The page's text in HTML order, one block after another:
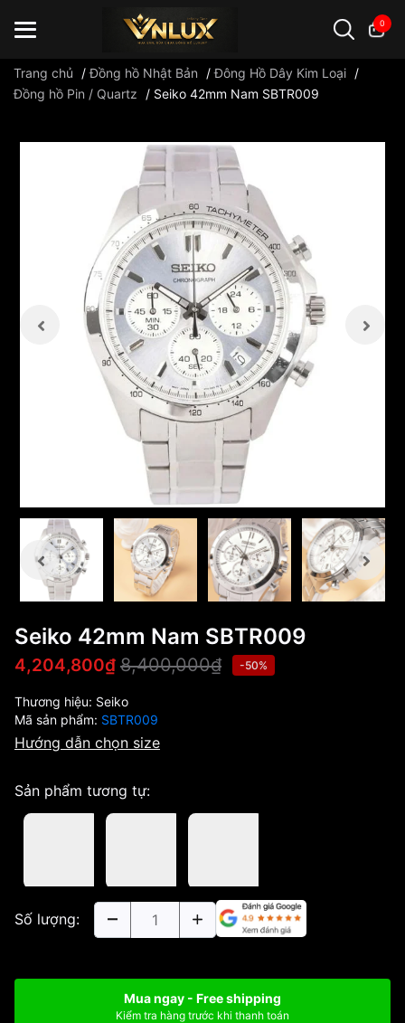
0
Trang chủ /Đồng hồ Nhật Bản /Đông Hồ Dây Kim Loại /
Đồng hồ Pin / Quartz
/ Seiko 42mm Nam SBTR009
Seiko 42mm Nam SBTR009
4,204,800₫ 8,400,000₫ -50%
Thương hiệu: Seiko
Mã sản phẩm: SBTR009
Hướng dẫn chọn size
Sản phẩm tương tự:
Số lượng:
Mua ngay - Free shipping
Kiểm tra hàng trước khi thanh toán